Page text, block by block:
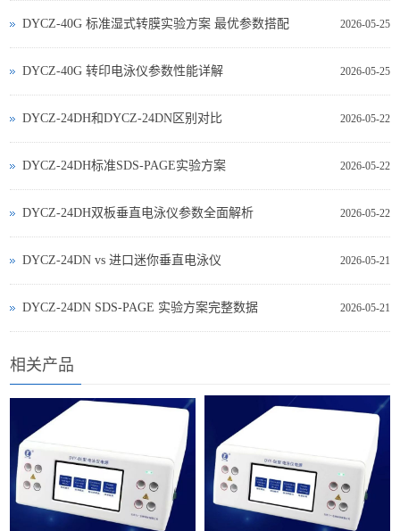
2026-05-25
DYCZ-40G 标准湿式转膜实验方案 最优参数搭配
2026-05-25
DYCZ-40G 转印电泳仪参数性能详解
2026-05-22
DYCZ-24DH和DYCZ-24DN区别对比
2026-05-22
DYCZ-24DH标准SDS-PAGE实验方案
2026-05-22
DYCZ-24DH双板垂直电泳仪参数全面解析
2026-05-21
DYCZ‑24DN vs 进口迷你垂直电泳仪
2026-05-21
DYCZ‑24DN SDS‑PAGE 实验方案完整数据
相关产品